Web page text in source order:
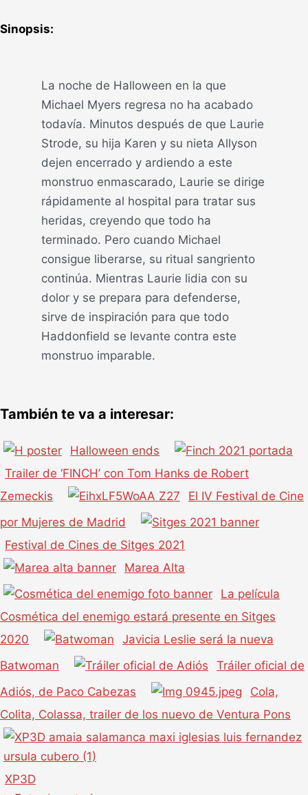
Sinopsis:
La noche de Halloween en la que
Michael Myers regresa no ha acabado
todavía. Minutos después de que Laurie
Strode, su hija Karen y su nieta Allyson
dejen encerrado y ardiendo a este
monstruo enmascarado, Laurie se dirige
rápidamente al hospital para tratar sus
heridas, creyendo que todo ha
terminado. Pero cuando Michael
consigue liberarse, su ritual sangriento
continúa. Mientras Laurie lidia con su
dolor y se prepara para defenderse,
sirve de inspiración para que todo
Haddonfield se levante contra este
monstruo imparable.
También te va a interesar:
Halloween ends
Trailer de ‘FINCH’ con Tom Hanks de Robert
Zemeckis
El IV Festival de Cine
por Mujeres de Madrid
Festival de Cines de Sitges 2021
Marea Alta
La película
Cosmética del enemigo estará presente en Sitges
2020
Javicia Leslie será la nueva
Batwoman
Tráiler oficial de
Adiós, de Paco Cabezas
Cola,
Colita, Colassa, trailer de los nuevo de Ventura Pons
XP3D